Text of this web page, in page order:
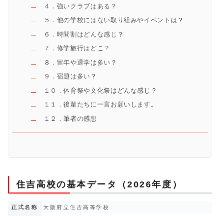
４．強いクラブはある？
５．他の学校にはない取り組みやイベントは？
６．時間割はどんな感じ？
７．修学旅行はどこ？
８．留年や退学は多い？
９．宿題は多い？
１０．体育祭や文化祭はどんな感じ？
１１．後輩たちに一言お願いします。
１２．筆者の感想
住吉高校の基本データ（2026年度）
正式名称 大阪府立住吉高等学校